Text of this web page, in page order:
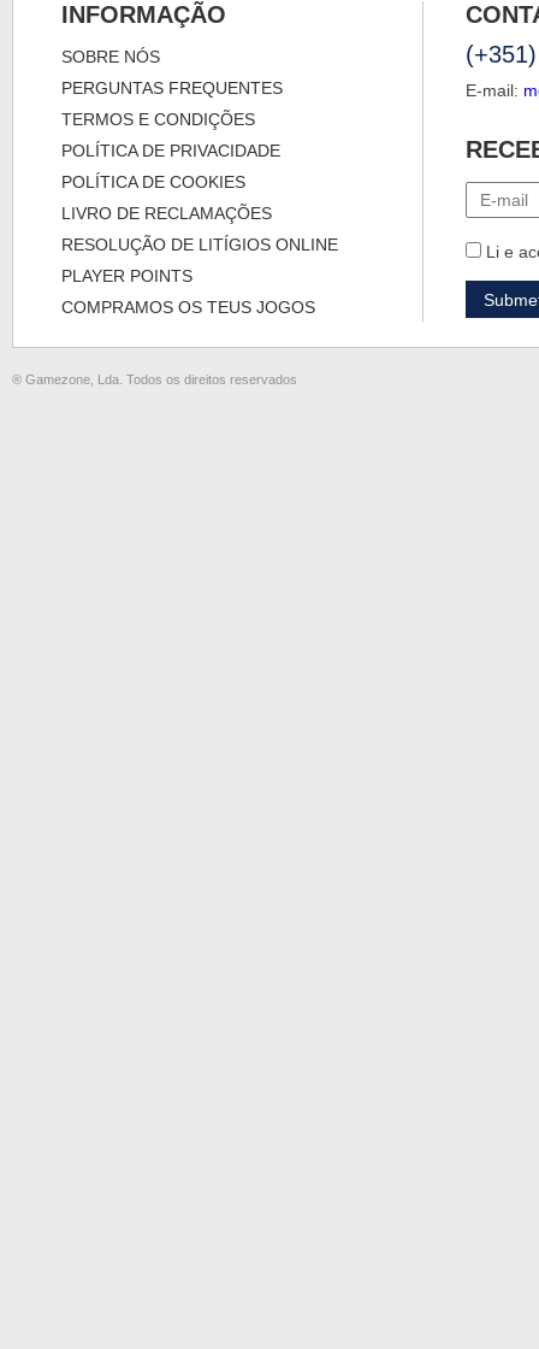
INFORMAÇÃO
SOBRE NÓS
PERGUNTAS FREQUENTES
TERMOS E CONDIÇÕES
POLÍTICA DE PRIVACIDADE
POLÍTICA DE COOKIES
LIVRO DE RECLAMAÇÕES
RESOLUÇÃO DE LITÍGIOS ONLINE
PLAYER POINTS
COMPRAMOS OS TEUS JOGOS
E-mail:
Li e
® Gamezone, Lda. Todos os direitos reservados